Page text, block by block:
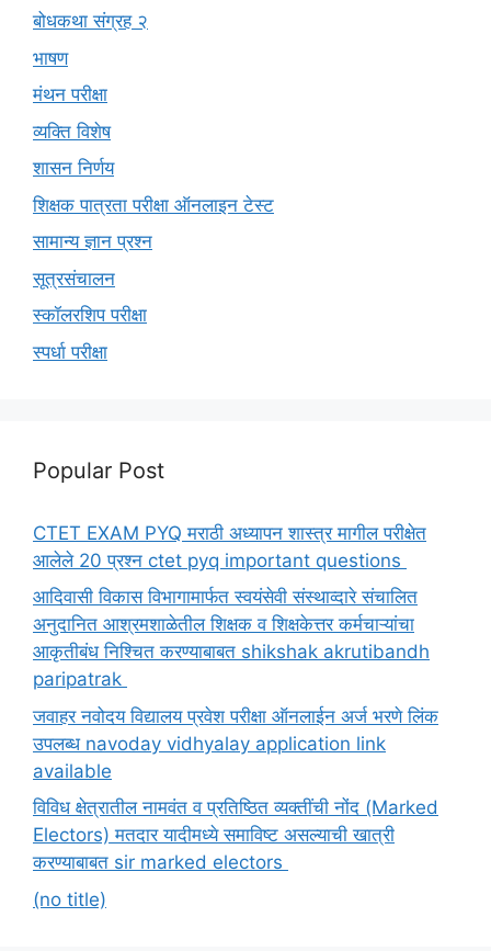
बोधकथा संग्रह २
भाषण
मंथन परीक्षा
व्यक्ति विशेष
शासन निर्णय
शिक्षक पात्रता परीक्षा ऑनलाइन टेस्ट
सामान्य ज्ञान प्रश्न
सूत्रसंचालन
स्कॉलरशिप परीक्षा
स्पर्धा परीक्षा
Popular Post
CTET EXAM PYQ मराठी अध्यापन शास्त्र मागील परीक्षेत
आलेले 20 प्रश्न ctet pyq important questions
आदिवासी विकास विभागामार्फत स्वयंसेवी संस्थाव्दारे संचालित
अनुदानित आश्रमशाळेतील शिक्षक व शिक्षकेत्तर कर्मचाऱ्यांचा
आकृतीबंध निश्चित करण्याबाबत shikshak akrutibandh
paripatrak
जवाहर नवोदय विद्यालय प्रवेश परीक्षा ऑनलाईन अर्ज भरणे लिंक
उपलब्ध navoday vidhyalay application link
available
विविध क्षेत्रातील नामवंत व प्रतिष्ठित व्यक्तींची नोंद (Marked
Electors) मतदार यादीमध्ये समाविष्ट असल्याची खात्री
करण्याबाबत sir marked electors
(no title)